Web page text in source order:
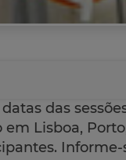
das
Lisboa,